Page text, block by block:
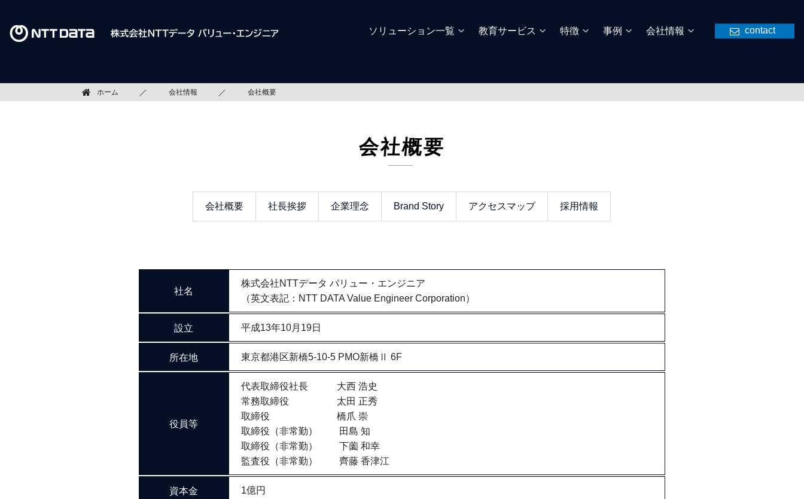
ソリューション一覧 教育サービス 特徴 事例 会社情報 contact
ホーム 会社情報 会社概要
会社概要
会社概要 社長挨拶 企業理念 Brand Story アクセスマップ 採用情報
社名
株式会社NTTデータ バリュー・エンジニア
（英文表記：NTT DATA Value Engineer Corporation）
設立 平成13年10月19日
所在地 東京都港区新橋5-10-5 PMO新橋Ⅱ 6F
役員等
代表取締役社長 大西 浩史
常務取締役 太田 正秀
取締役 橋爪 崇
取締役（非常勤） 田島 知
取締役（非常勤） 下薗 和幸
監査役（非常勤） 齊藤 香津江
資本金 1億円